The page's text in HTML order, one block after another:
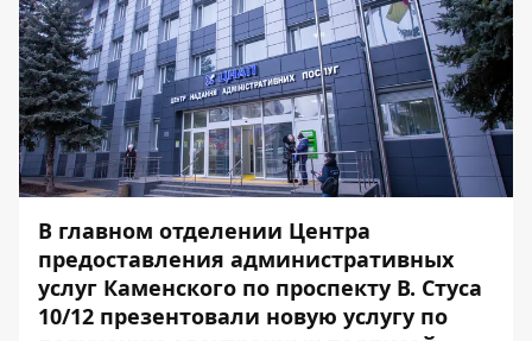
В главном отделении Центра
предоставления административных
услуг Каменского по проспекту В. Стуса
10/12 презентовали новую услугу по